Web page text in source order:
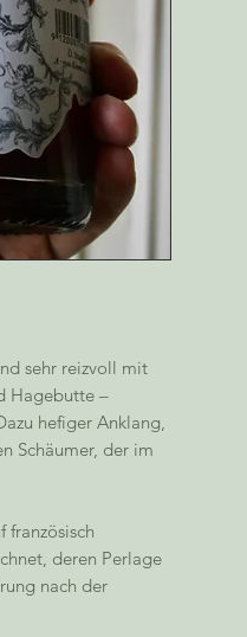
sehr reizvoll mit
Hagebutte –
hefiger Anklang,
Schäumer, der im
deren Perlage
nach der